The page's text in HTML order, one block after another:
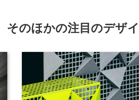
そのほかの注目のデザ